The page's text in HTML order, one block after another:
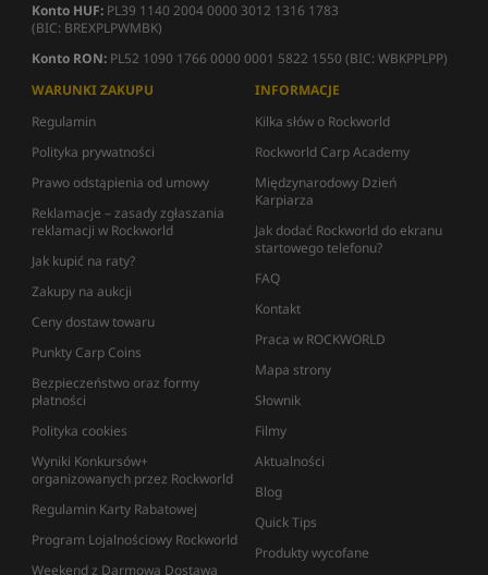
Konto HUF: PL39 1140 2004 0000 3012 1316 1783
(BIC: BREXPLPWMBK)
Konto RON: PL52 1090 1766 0000 0001 5822 1550 (BIC: WBKPPLPP)
WARUNKI ZAKUPU
Regulamin
Polityka prywatności
Prawo odstąpienia od umowy
Reklamacje – zasady zgłaszania
reklamacji w Rockworld
Jak kupić na raty?
Zakupy na aukcji
Ceny dostaw towaru
Punkty Carp Coins
Bezpieczeństwo oraz formy
płatności
Polityka cookies
Wyniki Konkursów+
organizowanych przez Rockworld
Regulamin Karty Rabatowej
Program Lojalnościowy Rockworld
Weekend z Darmową Dostawą
INFORMACJE
Kilka słów o Rockworld
Rockworld Carp Academy
Międzynarodowy Dzień
Karpiarza
Jak dodać Rockworld do ekranu
startowego telefonu?
FAQ
Kontakt
Praca w ROCKWORLD
Mapa strony
Słownik
Filmy
Aktualności
Blog
Quick Tips
Produkty wycofane